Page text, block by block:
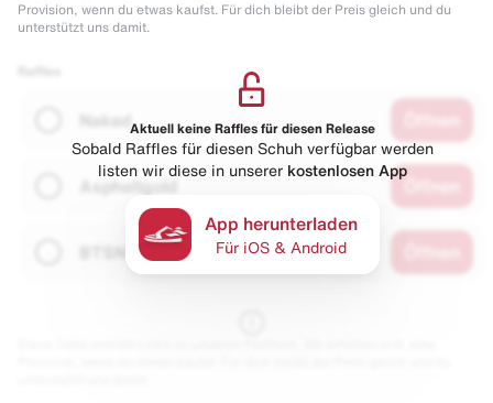
Provision, wenn du etwas kaufst. Für dich bleibt der Preis gleich und du
unterstützt uns damit.
Naked
Asphaltgold
Aktuell keine Raffles für diesen Release
Sobald Raffles für diesen Schuh verfügbar werden
listen wir diese in unserer kostenlosen App
App herunterladen
Für iOS & Android